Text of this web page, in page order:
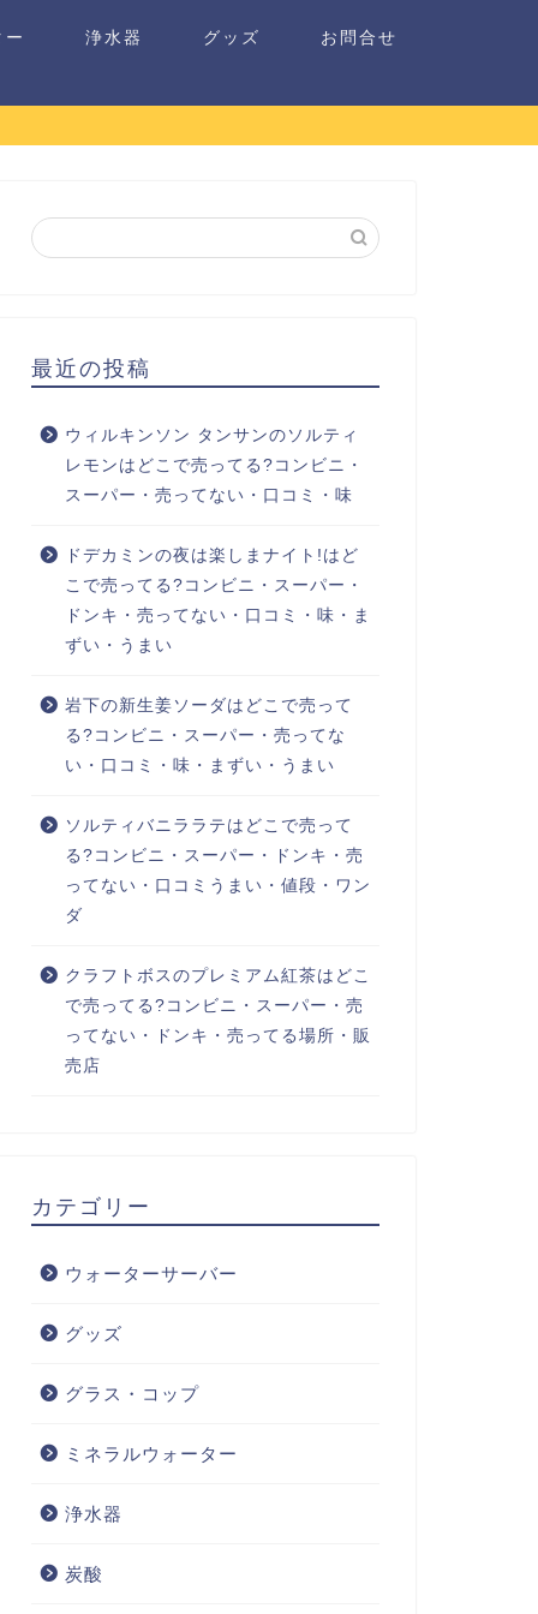
浄水器 グッズ お問合せ
最近の投稿
ウィルキンソン タンサンのソルティ
レモンはどこで売ってる?コンビニ・
スーパー・売ってない・口コミ・味
ドデカミンの夜は楽しまナイト!はど
こで売ってる?コンビニ・スーパー・
ドンキ・売ってない・口コミ・味・ま
ずい・うまい
岩下の新生姜ソーダはどこで売って
る?コンビニ・スーパー・売ってな
い・口コミ・味・まずい・うまい
ソルティバニララテはどこで売って
る?コンビニ・スーパー・ドンキ・売
ってない・口コミうまい・値段・ワン
ダ
クラフトボスのプレミアム紅茶はどこ
で売ってる?コンビニ・スーパー・売
ってない・ドンキ・売ってる場所・販
売店
カテゴリー
ウォーターサーバー
グッズ
グラス・コップ
ミネラルウォーター
浄水器
炭酸